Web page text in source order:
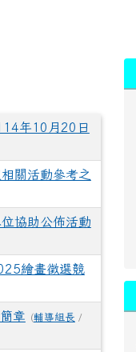
年10月20日
關活動參考之
協助公佈活動
繪畫徵選競
章 (輔導組長 /